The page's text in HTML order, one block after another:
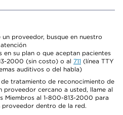
proveedor, busque en nuestro
en su plan o que aceptan pacientes
2000 (sin costo) o al 711 (línea TTY
auditivos o del habla)
tratamiento de reconocimiento de
proveedor cercano a usted, llame al
Miembros al 1-800-813-2000 para
dentro de la red.